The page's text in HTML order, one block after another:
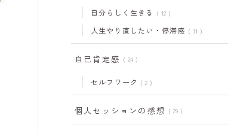
自分らしく生きる 12
人生やり直したい・停滞感 11
自己肯定感 24
セルフワーク 2
個人セッションの感想 29